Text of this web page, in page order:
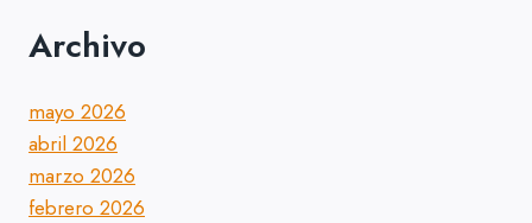
Archivo
mayo 2026
abril 2026
marzo 2026
febrero 2026